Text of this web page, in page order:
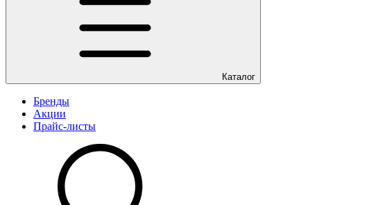
Каталог
Бренды
Акции
Прайс-листы